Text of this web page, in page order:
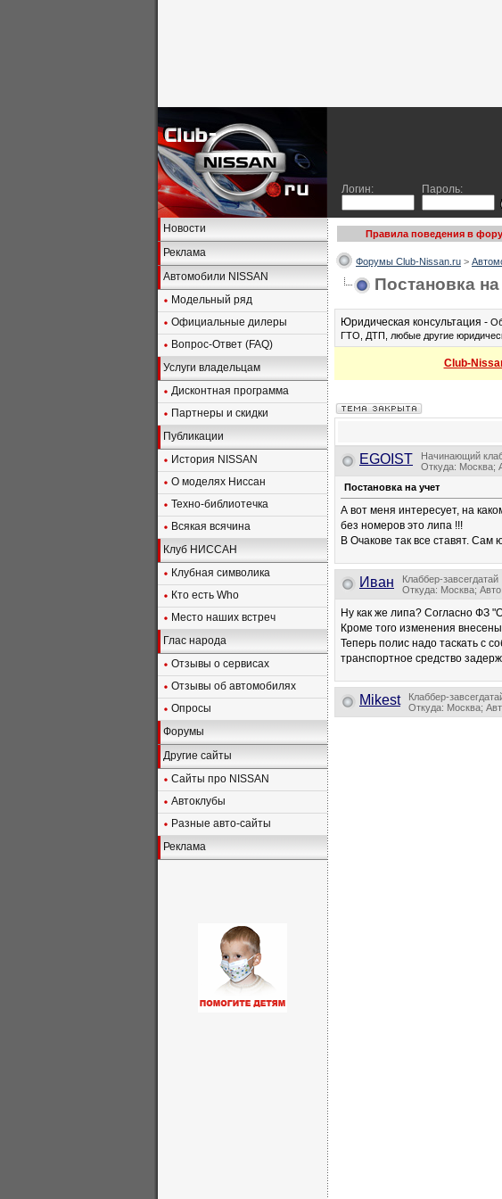
Логин: Пароль:
Новости
Реклама
Автомобили NISSAN
Модельный ряд
Официальные дилеры
Вопрос-Ответ (FAQ)
Услуги владельцам
Дисконтная программа
Партнеры и скидки
Публикации
История NISSAN
О моделях Ниссан
Техно-библиотечка
Всякая всячина
Клуб НИССАН
Клубная символика
Кто есть Who
Место наших встреч
Глас народа
Отзывы о сервисах
Отзывы об автомобилях
Опросы
Форумы
Другие сайты
Сайты про NISSAN
Автоклубы
Разные авто-сайты
Реклама
Правила поведения в
Форумы Club-Nissan.ru >
Постановка на
Юридическая консультация -
ГТО, ДТП, любые другие
Club-
EGOIST
Начинающий
Откуда: Москва;
Постановка на учет
А вот меня интересует, на
без номеров это липа !!!
В Очакове так все ставят. Сам
Иван
Клаббер-завсегдатай
Откуда: Москва;
Ну как же липа? Согласно ФЗ
Кроме того изменения
Теперь полис надо таскать с
транспортное средство
Mikest
Клаббер-
Откуда: Москва;